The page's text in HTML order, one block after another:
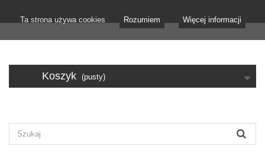
Ta strona używa cookies Rozumiem Więcej informacji
Koszyk (pusty)